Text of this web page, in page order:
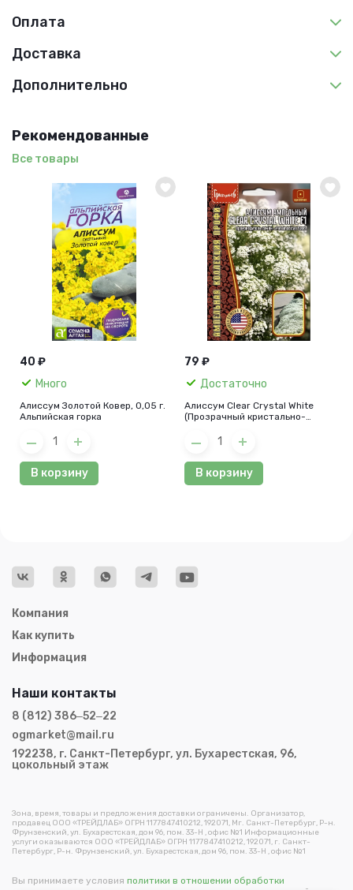
Оплата
Доставка
Дополнительно
Рекомендованные
Все товары
40 ₽
Много
Алиссум Золотой Ковер, 0,05 г.
Альпийская горка
В корзину
79 ₽
Достаточно
Алиссум Clear Crystal White
(Прозрачный кристально-
В корзину
Компания
Как купить
Информация
Зона, время, товары и предложения доставки ограничены. Организатор,
продавец ООО «ТРЕЙДЛАБ» ОГРН 1177847410212, 192071, Мг. Санкт-Петербург, Р-н.
Фрунзенский, ул. Бухарестская, дом 96, пом. 33-Н , офис №1 Информационные
услуги оказываются ООО «ТРЕЙДЛАБ» ОГРН 1177847410212, 192071, г. Санкт-
Петербург, Р-н. Фрунзенский, ул. Бухарестская, дом 96, пом. 33-Н , офис №1
Наши контакты
8 (812) 386‒52‒22
ogmarket@mail.ru
192238, г. Санкт-Петербург, ул. Бухарестская, 96,
цокольный этаж
Вы принимаете условия политики в отношении обработки